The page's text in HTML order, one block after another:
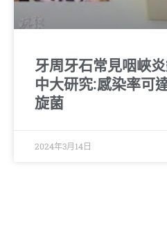
牙周牙石常見咽峽
中大研究:感染率可
旋菌
2024年3月14日